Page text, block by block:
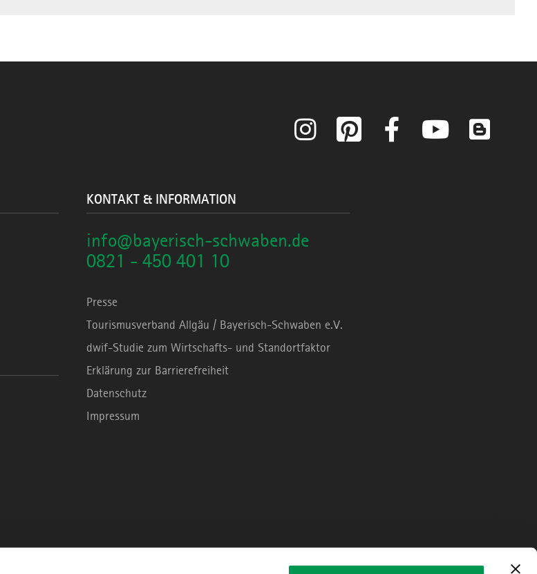
Instagram Pinterest Facebook YouTube
KONTAKT & INFORMATION
info@bayerisch-schwaben.de
0821 - 450 401 10
Presse
Tourismusverband Allgäu / Bayerisch-Schwaben e.V.
dwif-Studie zum Wirtschafts- und Standortfaktor
Erklärung zur Barrierefreiheit
Datenschutz
Impressum